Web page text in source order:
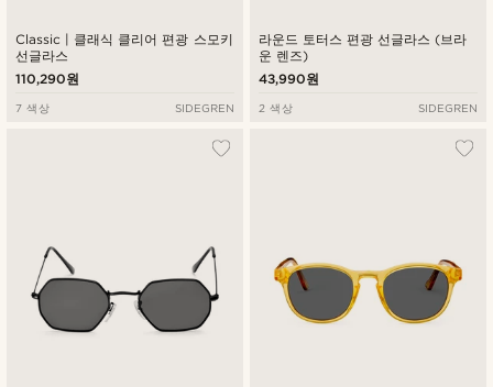
Classic | 클래식 클리어 편광 스모키
선글라스
110,290원
7 색상 SIDEGREN
라운드 토터스 편광 선글라스 (브라
운 렌즈)
43,990원
2 색상 SIDEGREN